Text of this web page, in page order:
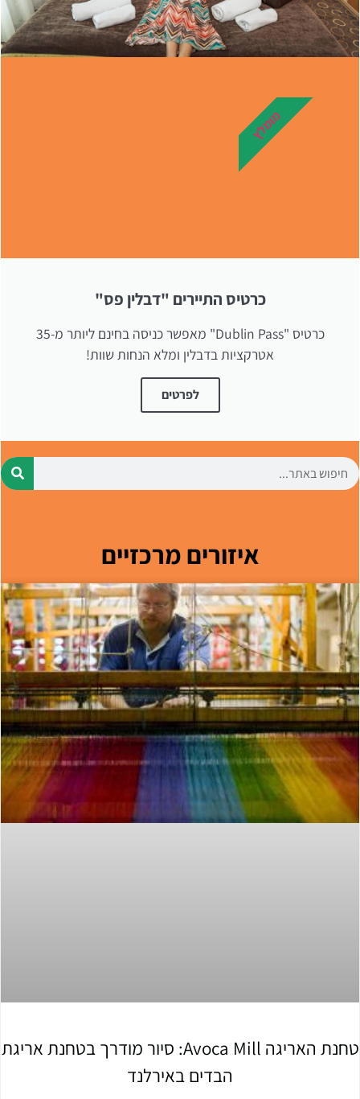
מציאת מלון
מומלץ?
כרטיס התיירים "דבלין פס"
כרטיס "Dublin Pass" מאפשר כניסה בחינם ליותר מ-35
אטרקציות בדבלין ומלא הנחות שוות!
לפרטים
מומלץ
איזורים מרכזיים
טחנת האריגה Avoca Mill: סיור מודרך בטחנת אריגת
הבדים באירלנד